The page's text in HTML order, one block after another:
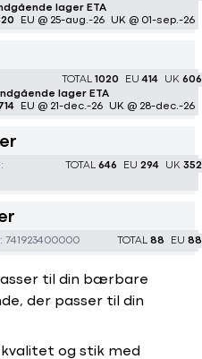
lager ETA
EU @ 25-aug.-26 UK @ 01-sep.-26
TOTAL 1020 EU414 UK 606
Indgående lager ETA
EU @ 21-dec.-26 UK @ 28-dec.-26
TOTAL 646 EU 294 UK 352
741923400000 TOTAL 88 EU 88
til din bærbare
der passer til din
og stik med